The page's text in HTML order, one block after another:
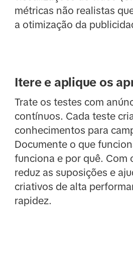
métricas não realistas
a otimização da
Itere e aplique os
Trate os testes com
contínuos. Cada teste
conhecimentos para
Documente o que
funciona e por quê. Com
reduz as suposições e
criativos de alta
rapidez.